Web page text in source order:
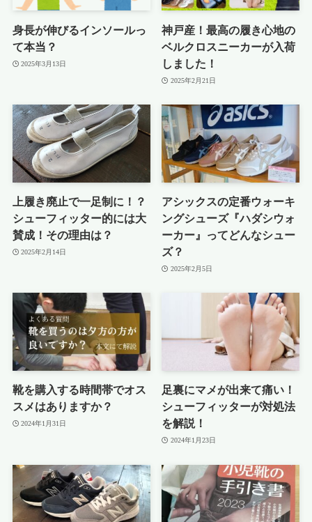
身長が伸びるインソールっ
て本当？
2025年3月13日
神戸産！最高の履き心地の
ベルクロスニーカーが入荷
しました！
2025年2月21日
上履き廃止で一足制に！？
シューフィッター的には大
賛成！その理由は？
2025年2月14日
アシックスの定番ウォーキ
ングシューズ『ハダシウォ
ーカー』ってどんなシュー
ズ？
2025年2月5日
靴を購入する時間帯でオス
スメはありますか？
2024年1月31日
足裏にマメが出来て痛い！
シューフィッターが対処法
を解説！
2024年1月23日